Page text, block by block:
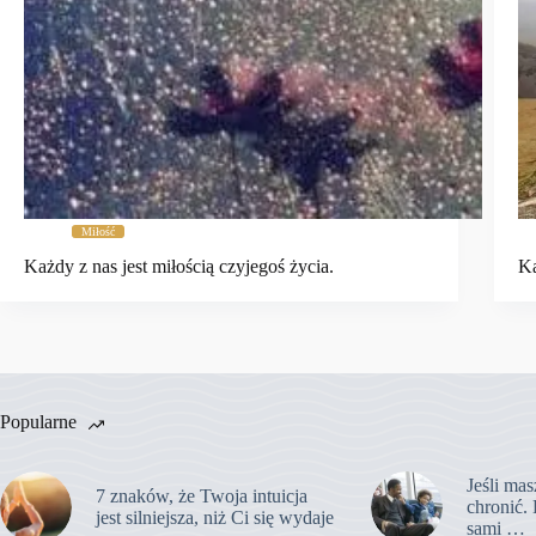
Miłość
Każdy z nas jest miłością czyjegoś życia.
Popularne
7 znaków, że Twoja intuicja
jest silniejsza, niż Ci się wydaje
Jeśli
chronić.
sami …